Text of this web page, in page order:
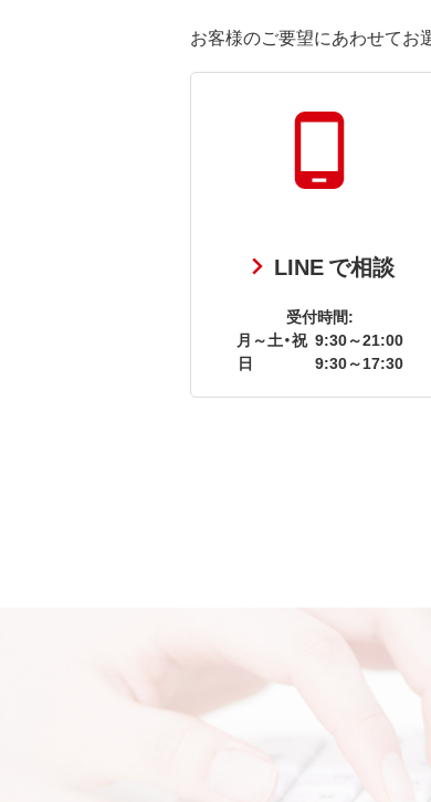
お客様のご要望にあわせてお
LINE で相談
受付時間:
月～土・祝 9:30～21:00
日
9:30～17:30